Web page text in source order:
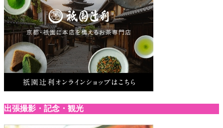
出張撮影・記念・観光